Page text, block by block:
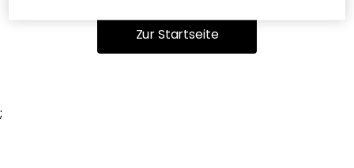
Zur Startseite
;